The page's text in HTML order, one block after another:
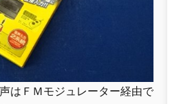
はＦＭモジュレーター経由で